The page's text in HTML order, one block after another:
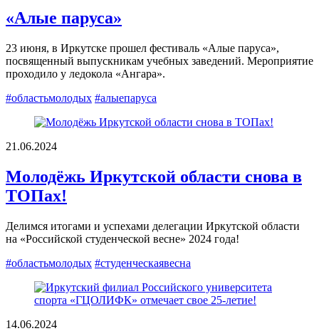
«Алые паруса»
23 июня, в Иркутске прошел фестиваль «Алые паруса»,
посвященный выпускникам учебных заведений. Мероприятие
проходило у ледокола «Ангара».
#областьмолодых #алыепаруса
21.06.2024
Молодёжь Иркутской области снова в
ТОПах!
Делимся итогами и успехами делегации Иркутской области
на «Российской студенческой весне» 2024 года!
#областьмолодых #студенческаявесна
14.06.2024